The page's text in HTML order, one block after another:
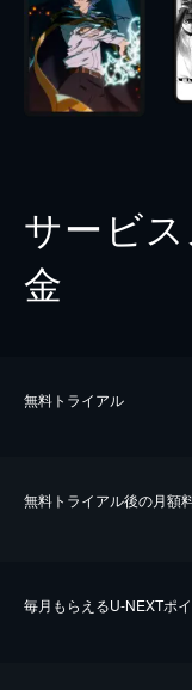
サービ
金
無料トライアル
無料トライアル後の⽉額
毎⽉もらえるU-NEXTポ